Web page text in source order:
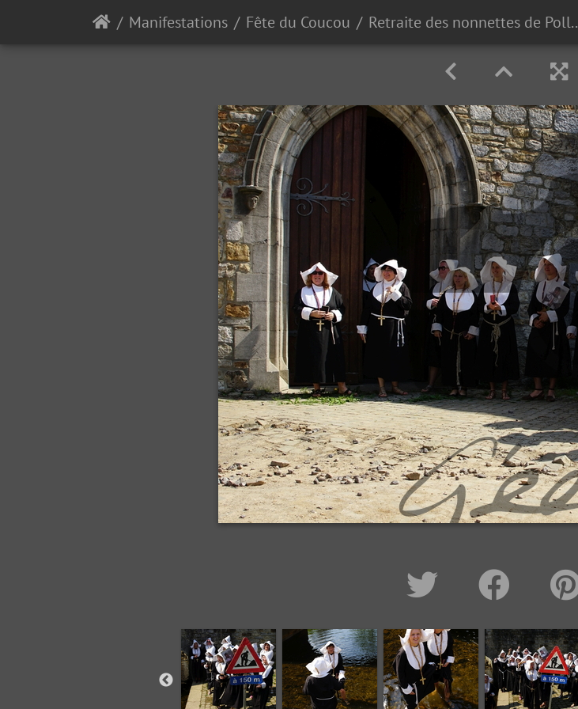
Manifestations Fête du Coucou Retraite